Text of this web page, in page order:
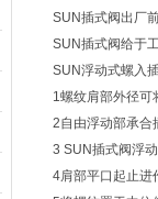
SUN插式阀出厂
SUN插式阀给于
SUN浮动式螺入
1螺纹肩部外径可
2自由浮动部承合
3 SUN插式阀浮
4肩部平口起止进